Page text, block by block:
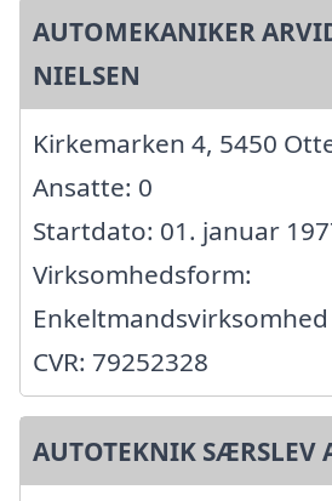
AUTOMEKANIKER
NIELSEN
Kirkemarken 4, 5450
Ansatte: 0
Startdato: 01. januar
Virksomhedsform:
Enkeltmandsvirksomhed
CVR: 79252328
AUTOTEKNIK SÆRSLEV